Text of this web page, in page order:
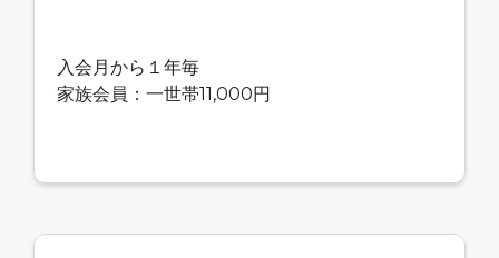
入会月から１年毎
家族会員：一世帯11,000円